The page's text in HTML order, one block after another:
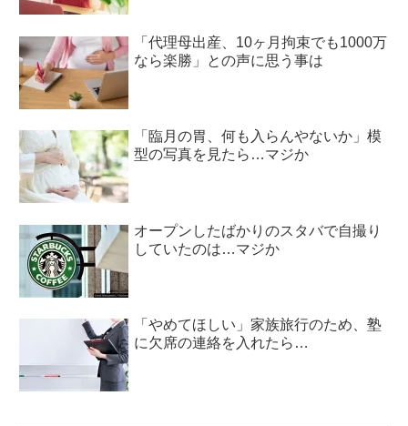
「代理母出産、10ヶ月拘束でも1000万
なら楽勝」との声に思う事は
「臨月の胃、何も入らんやないか」模
型の写真を見たら…マジか
オープンしたばかりのスタバで自撮り
していたのは…マジか
「やめてほしい」家族旅行のため、塾
に欠席の連絡を入れたら…